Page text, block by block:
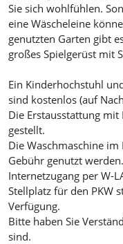
Sie sich wohlfühlen.
eine Wäscheleine
genutzten Garten gibt
großes Spielgerüst mit
Ein Kinderhochstuhl
sind kostenlos (auf
Die Erstausstattung
gestellt.
Die Waschmaschine
Gebühr genutzt werden.
Internetzugang per W-
Stellplatz für den PKW
Verfügung.
Bitte haben Sie
sind.